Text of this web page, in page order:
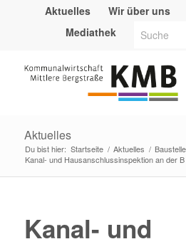
Aktuelles Wir über uns
Mediathek
Aktuelles
Du bist hier: Startseite / Aktuelles /
Kanal- und Hausanschlussinspektion an der B
Kanal- und